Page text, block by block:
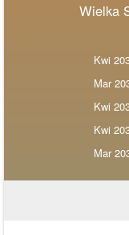
Wielka
Kwi
Mar
Kwi
Kwi
Mar